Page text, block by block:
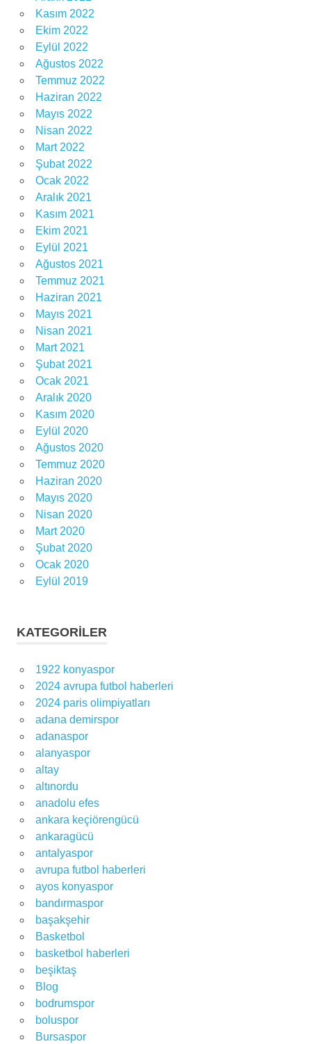
Kasım 2022
Ekim 2022
Eylül 2022
Ağustos 2022
Temmuz 2022
Haziran 2022
Mayıs 2022
Nisan 2022
Mart 2022
Şubat 2022
Ocak 2022
Aralık 2021
Kasım 2021
Ekim 2021
Eylül 2021
Ağustos 2021
Temmuz 2021
Haziran 2021
Mayıs 2021
Nisan 2021
Mart 2021
Şubat 2021
Ocak 2021
Aralık 2020
Kasım 2020
Eylül 2020
Ağustos 2020
Temmuz 2020
Haziran 2020
Mayıs 2020
Nisan 2020
Mart 2020
Şubat 2020
Ocak 2020
Eylül 2019
KATEGORILER
1922 konyaspor
2024 avrupa futbol haberleri
2024 paris olimpiyatları
adana demirspor
adanaspor
alanyaspor
altay
altınordu
anadolu efes
ankara keçiörengücü
ankaragücü
antalyaspor
avrupa futbol haberleri
ayos konyaspor
bandırmaspor
başakşehir
Basketbol
basketbol haberleri
beşiktaş
Blog
bodrumspor
boluspor
Bursaspor